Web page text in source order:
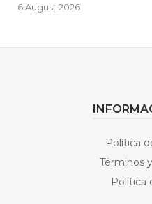
6 August 2026
Política
Términos
Política